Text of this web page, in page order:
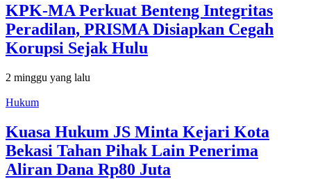
KPK-MA Perkuat Benteng Integritas
Peradilan, PRISMA Disiapkan Cegah
Korupsi Sejak Hulu
2 minggu yang lalu
Hukum
Kuasa Hukum JS Minta Kejari Kota
Bekasi Tahan Pihak Lain Penerima
Aliran Dana Rp80 Juta